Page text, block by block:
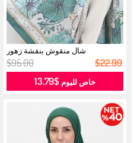
شال منقوش بنقشة زهور
الشانزليزيه 70...
$95.00 $22.99
خاص لليوم$13.79